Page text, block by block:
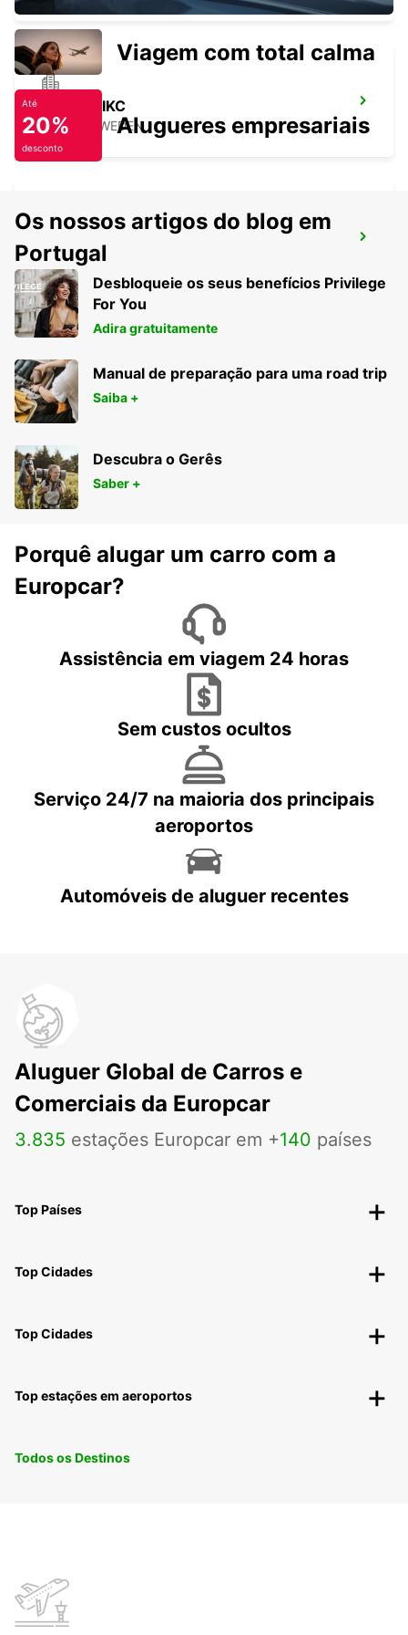
SKARA - IKC
SKARA - SWEDEN
VARA
VARA - SWEDEN
Viagem com total calma
Até
20%
desconto
Alugueres empresariais
Os nossos artigos do blog em
Portugal
Desbloqueie os seus benefícios Privilege
For You
Adira gratuitamente
Manual de preparação para uma road trip
Saiba +
Descubra o Gerês
Saber +
Porquê alugar um carro com a
Europcar?
Assistência em viagem 24 horas
Sem custos ocultos
Serviço 24/7 na maioria dos principais
aeroportos
Automóveis de aluguer recentes
Aluguer Global de Carros e
Comerciais da Europcar
3.835 estações Europcar em +140 países
Top Países
Top Cidades
Top Cidades
Top estações em aeroportos
Todos os Destinos